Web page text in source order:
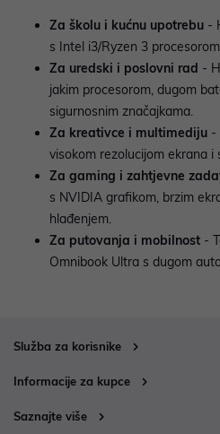
Za školu i kućnu upotrebu -
s Intel i3/Ryzen 3
Za uredski i poslovni rad -
jakim procesorom, dugom
sigurnosnim značajkama.
Za kreativce i multimediju -
visokom rezolucijom ekrana i
Za gaming i zahtjevne
s NVIDIA grafikom, brzim
hlađenjem.
Za putovanja i mobilnost -
Omnibook Ultra s dugom
Služba za korisnike
Informacije za kupce
Saznajte više